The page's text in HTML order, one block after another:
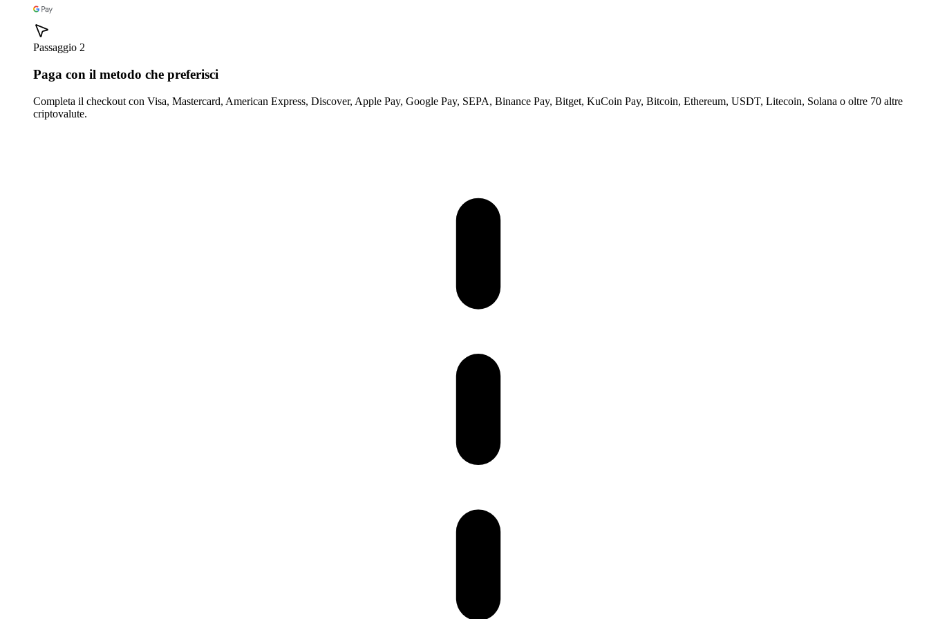
Passaggio 2
Paga con il metodo che preferisci
Completa il checkout con Visa, Mastercard, American Express, Discover, Apple Pay, Google Pay, SEPA, Binance Pay, Bitget, KuCoin Pay, Bitcoin, Ethereum, USDT, Litecoin, Solana o oltre 70 altre
criptovalute.